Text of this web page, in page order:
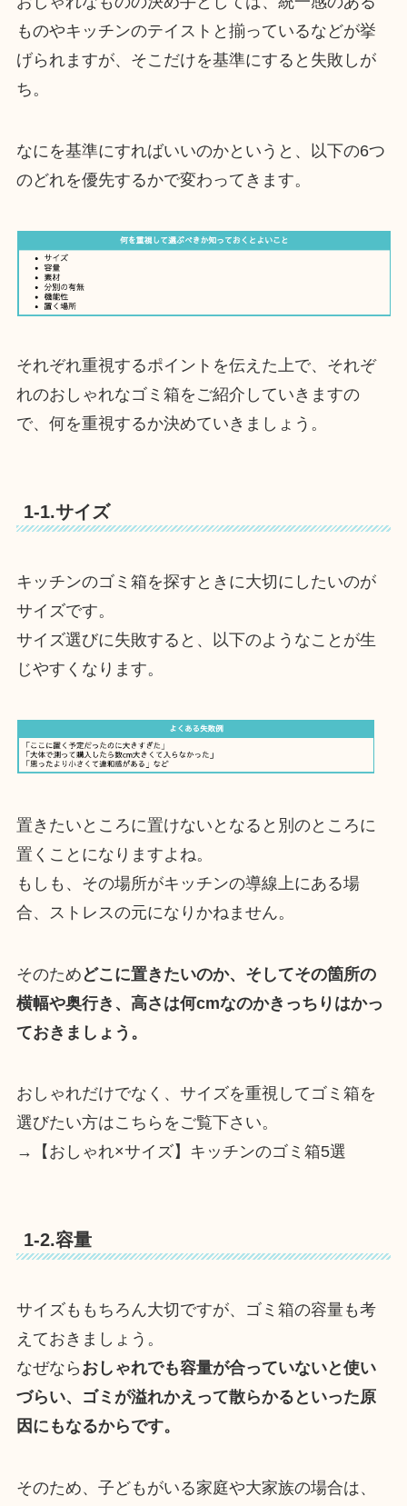
ものやキッチンのテイストと揃っているなどが挙
げられますが、そこだけを基準にすると失敗しが
ち。
なにを基準にすればいいのかというと、以下の6つ
のどれを優先するかで変わってきます。
それぞれ重視するポイントを伝えた上で、それぞ
れのおしゃれなゴミ箱をご紹介していきますの
で、何を重視するか決めていきましょう。
1-1.サイズ
キッチンのゴミ箱を探すときに大切にしたいのが
サイズです。
サイズ選びに失敗すると、以下のようなことが生
じやすくなります。
置きたいところに置けないとなると別のところに
置くことになりますよね。
もしも、その場所がキッチンの導線上にある場
合、ストレスの元になりかねません。
そのため どこに置きたいのか、そしてその箇所の
横幅や奥行き、高さは何cmなのかきっちりはかっ
ておきましょう。
おしゃれだけでなく、サイズを重視してゴミ箱を
選びたい方はこちらをご覧下さい。
→【おしゃれ×サイズ】キッチンのゴミ箱5選
1-2.容量
サイズももちろん大切ですが、ゴミ箱の容量も考
えておきましょう。
なぜなら おしゃれでも容量が合っていないと使い
づらい、ゴミが溢れかえって散らかるといった原
因にもなるからです。
そのため、子どもがいる家庭や大家族の場合は、